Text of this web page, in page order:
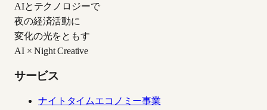
AIとテクノロジーで
夜の経済活動に
変化の光をともす
AI × Night Creative
サービス
ナイトタイムエコノミー事業